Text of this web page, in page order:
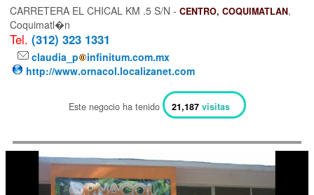
CARRETERA EL CHICAL KM .5 S/N - CENTRO, COQUIMATLAN,
Coquimatl�n
Tel. (312) 323 1331
claudia_p
infinitum.com.mx
http://www.ornacol.localizanet.com
Este negocio ha tenido 21,187visitas